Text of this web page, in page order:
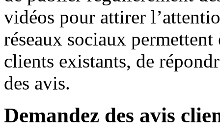
vidéos pour attirer
réseaux sociaux
clients existants, de
des avis.
Demandez des avis